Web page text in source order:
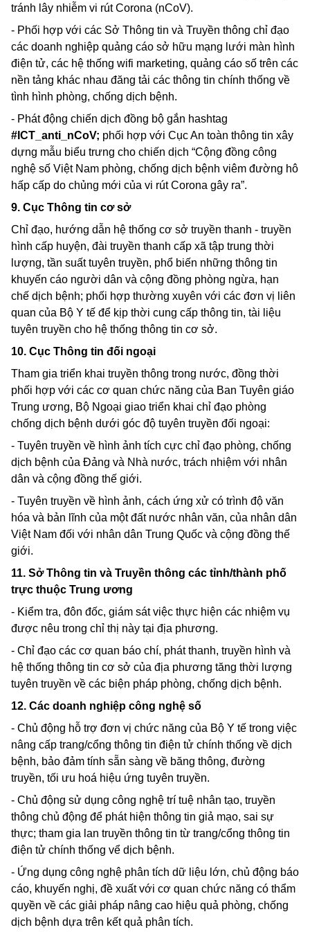
tránh lây nhiễm vi rútCorona (nCoV).
- Phối hợp với các Sở Thông tin và Truyền thông chỉ đạo
các doanh nghiệp quảng cáo sở hữu mạng lưới màn hình
điện tử, các hệ thống wifi marketing, quảng cáo số trên các
nền tảng khác nhau đăng tải các thông tin chính thống về
tình hình phòng, chống dịch bệnh.
- Phát động chiến dịch đồng bộ gắn hashtag
#ICT_anti_nCoV; phối hợp với Cục An toàn thông tin xây
dựng mẫu biểu trưng cho chiến dịch “Cộng đồng công
nghệ số Việt Nam phòng, chống dịch bệnh viêm đường hô
hấp cấp do chủng mới của vi rútCorona gây ra”.
9. Cục Thông tin cơ sở
Chỉ đạo, hướng dẫn hệ thống cơ sở truyền thanh - truyền
hình cấp huyện, đài truyền thanh cấp xã tập trung thời
lượng, tần suất tuyên truyền, phổ biến những thông tin
khuyến cáo người dân và cộng đồng phòng ngừa, hạn
chế dịch bệnh; phối hợp thường xuyên với các đơn vị liên
quan của Bộ Y tế để kịp thời cung cấp thông tin, tài liệu
tuyên truyền cho hệ thống thông tin cơ sở.
10. Cục Thông tin đối ngoại
Tham gia triển khai truyền thông trong nước, đồng thời
phối hợp với các cơ quan chức năng của Ban Tuyên giáo
Trung ương, Bộ Ngoại giao triển khai chỉ đạo phòng
chống dịch bệnh dưới góc độ tuyên truyền đối ngoại:
- Tuyên truyền về hình ảnh tích cực chỉ đạo phòng, chống
dịch bệnh của Đảng và Nhà nước, trách nhiệm với nhân
dân và cộng đồng thế giới.
- Tuyên truyền về hình ảnh, cách ứng xử có trình độ văn
hóa và bản lĩnh của một đất nước nhân văn, của nhân dân
Việt Nam đối với nhân dân Trung Quốc và cộng đồng thế
giới.
11. Sở Thông tin và Truyền thông các tỉnh/thành phố
trực thuộc Trung ương
- Kiểm tra, đôn đốc, giám sát việc thực hiện các nhiệm vụ
được nêu trong chỉ thị này tại địa phương.
- Chỉ đạo các cơ quan báo chí, phát thanh, truyền hình và
hệ thống thông tin cơ sở của địa phương tăng thời lượng
tuyên truyền về các biện pháp phòng, chống dịch bệnh.
12. Các doanh nghiệp công nghệ số
- Chủ động hỗ trợ đơn vị chức năng của Bộ Y tế trong việc
nâng cấp trang/cổng thông tin điện tử chính thống về dịch
bệnh, bảo đảm tính sẵn sàng về băng thông, đường
truyền, tối ưu hoá hiệu ứng tuyên truyền.
- Chủ động sử dụng công nghệ trí tuệ nhân tạo, truyền
thông chủ động để phát hiện thông tin giả mạo, sai sự
thực; tham gia lan truyền thông tin từ trang/cổng thông tin
điện tử chính thống vể dịch bệnh.
- Ứng dụng công nghệ phân tích dữ liệu lớn, chủ động báo
cáo, khuyến nghị, đề xuất với cơ quan chức năng có thẩm
quyền về các giải pháp nâng cao hiệu quả phòng, chống
dịch bệnh dựa trên kết quả phân tích.